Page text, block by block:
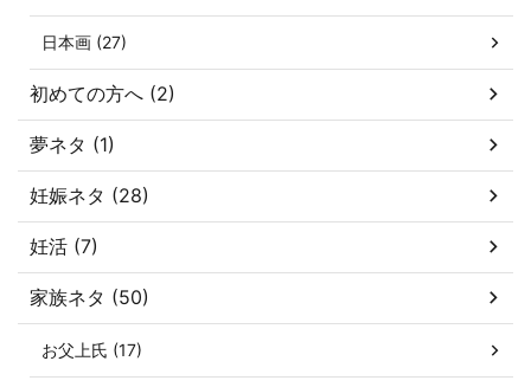
日本画 (27)
初めての方へ (2)
夢ネタ (1)
妊娠ネタ (28)
妊活 (7)
家族ネタ (50)
お父上氏 (17)